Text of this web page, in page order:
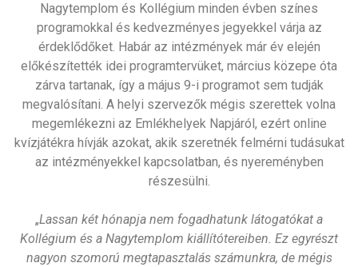
Nagytemplom és Kollégium minden évben színes
programokkal és kedvezményes jegyekkel várja az
érdeklődőket. Habár az intézmények már év elején
előkészítették idei programtervüket, március közepe óta
zárva tartanak, így a május 9-i programot sem tudják
megvalósítani. A helyi szervezők mégis szerettek volna
megemlékezni az Emlékhelyek Napjáról, ezért online
kvízjátékra hívják azokat, akik szeretnék felmérni tudásukat
az intézményekkel kapcsolatban, és nyereményben
részesülni.
„Lassan két hónapja nem fogadhatunk látogatókat a
Kollégium és a Nagytemplom kiállítótereiben. Ez egyrészt
nagyon szomorú megtapasztalás számunkra, de mégis